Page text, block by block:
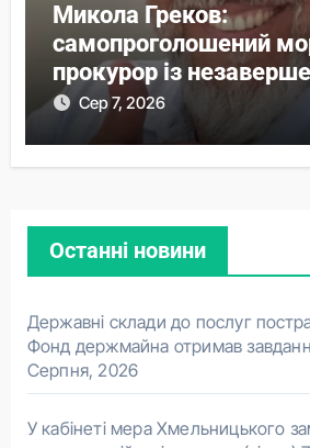
Микола Греков:
самопроголошений
прокурор із
власною справою
Сер 7, 2026
Останні новини
Державні склади до послуг
Фонд держмайна отримав
Серпня, 2026
У кабінеті мера Хмельницького